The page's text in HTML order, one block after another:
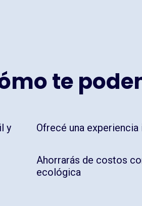
te
y
Ofrecé una
Ahorrarás de costos
ecológica